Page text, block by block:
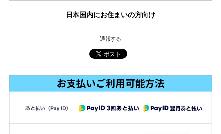
日本国内にお住まいの方向け
通報する